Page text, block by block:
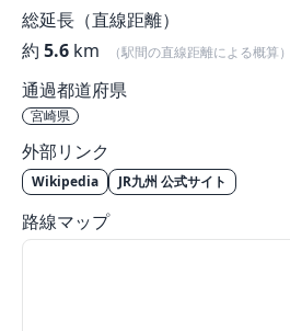
総延長（直線距離）
約 5.6 km （駅間の直線距離による概算）
通過都道府県
宮崎県
外部リンク
Wikipedia JR九州 公式サイト
路線マップ